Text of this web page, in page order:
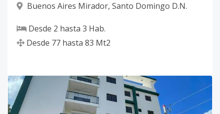
Buenos Aires Mirador, Santo Domingo D.N.
Desde 2 hasta 3 Hab.
Desde 77 hasta 83 Mt2